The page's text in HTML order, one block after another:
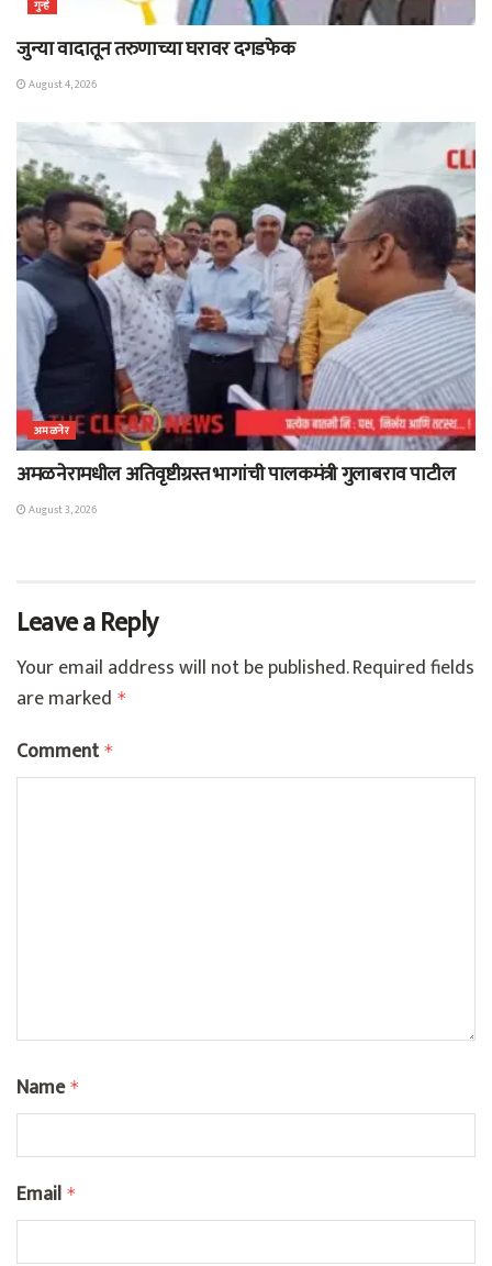
गुन्हे
जुन्या वादातून तरुणाच्या घरावर दगडफेक
August 4, 2026
अमळनेर
अमळनेरामधील अतिवृष्टीग्रस्त भागांची पालकमंत्री गुलाबराव पाटील
August 3, 2026
Leave a Reply
Your email address will not be published.Required fields
are marked *
Comment *
Name *
Email *